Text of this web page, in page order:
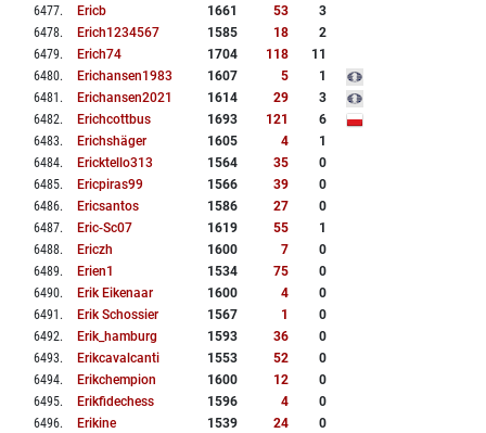
6477. Ericb 1661 53
3
6478. Erich1234567 1585 18
2
6479. Erich74 1704 118
11
6480. Erichansen1983 1607 5
1
6481 . Erichansen2021 1614 29
3
6482. Erichcottbus 1693 121
6
6483. Erichshäger 1605 4
1
6484. Ericktello313 1564 35
0
6485. Ericpiras99 1566 39
0
6486. Ericsantos 1586 27
0
6487. Eric-Sc07 1619 55
1
6488. Ericzh 1600 7
0
6489. Erien1 1534 75
0
6490. Erik Eikenaar 1600 4
0
6491 . Erik Schossier 1567 1
0
6492. Erik_hamburg 1593 36
0
6493. Erikcavalcanti 1553 52
0
6494. Erikchempion 1600 12
0
6495. Erikfidechess 1596 4
0
6496. Erikine 1539 24
0